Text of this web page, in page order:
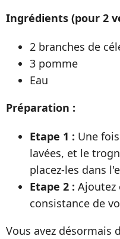
Ingrédients (pour 2
2 branches de
3 pomme
Eau
Préparation :
Etape 1 : Une
lavées, et le
placez-les dans
Etape 2 : Ajoutez
consistance de
Vous avez désormais